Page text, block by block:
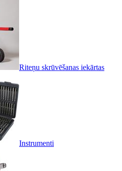
Riteņu skrūvēšanas iekārtas
Instrumenti